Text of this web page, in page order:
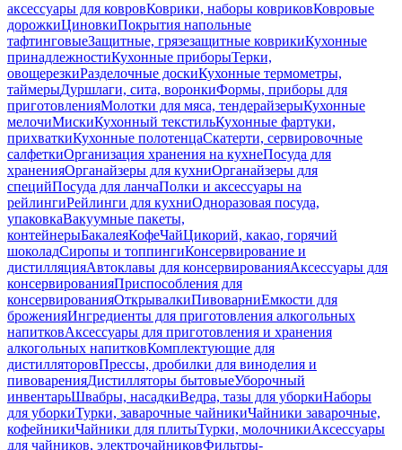
аксессуары для ковровКоврики, наборы ковриковКовровые
дорожкиЦиновкиПокрытия напольные
тафтинговыеЗащитные, грязезащитные коврикиКухонные
принадлежностиКухонные приборыТерки,
овощерезкиРазделочные доскиКухонные термометры,
таймерыДуршлаги, сита, воронкиФормы, приборы для
приготовленияМолотки для мяса, тендерайзерыКухонные
мелочиМискиКухонный текстильКухонные фартуки,
прихваткиКухонные полотенцаСкатерти, сервировочные
салфеткиОрганизация хранения на кухнеПосуда для
храненияОрганайзеры для кухниОрганайзеры для
специйПосуда для ланчаПолки и аксессуары на
рейлингиРейлинги для кухниОдноразовая посуда,
упаковкаВакуумные пакеты,
контейнерыБакалеяКофеЧайЦикорий, какао, горячий
шоколадСиропы и топпингиКонсервирование и
дистилляцияАвтоклавы для консервированияАксессуары для
консервированияПриспособления для
консервированияОткрывалкиПивоварниЕмкости для
броженияИнгредиенты для приготовления алкогольных
напитковАксессуары для приготовления и хранения
алкогольных напитковКомплектующие для
дистилляторовПрессы, дробилки для виноделия и
пивоваренияДистилляторы бытовыеУборочный
инвентарьШвабры, насадкиВедра, тазы для уборкиНаборы
для уборкиТурки, заварочные чайникиЧайники заварочные,
кофейникиЧайники для плитыТурки, молочникиАксессуары
для чайников, электрочайниковФильтры-